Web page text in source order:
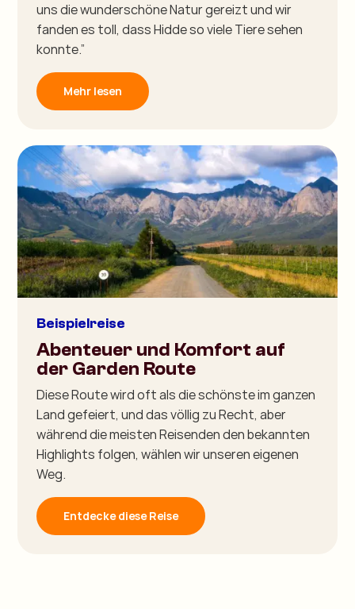
uns die wunderschöne Natur gereizt und wir
fanden es toll, dass Hidde so viele Tiere sehen
konnte.”
Mehr lesen
Beispielreise
Abenteuer und Komfort auf
der Garden Route
Diese Route wird oft als die schönste im ganzen
Land gefeiert, und das völlig zu Recht, aber
während die meisten Reisenden den bekannten
Highlights folgen, wählen wir unseren eigenen
Weg.
Entdecke diese Reise